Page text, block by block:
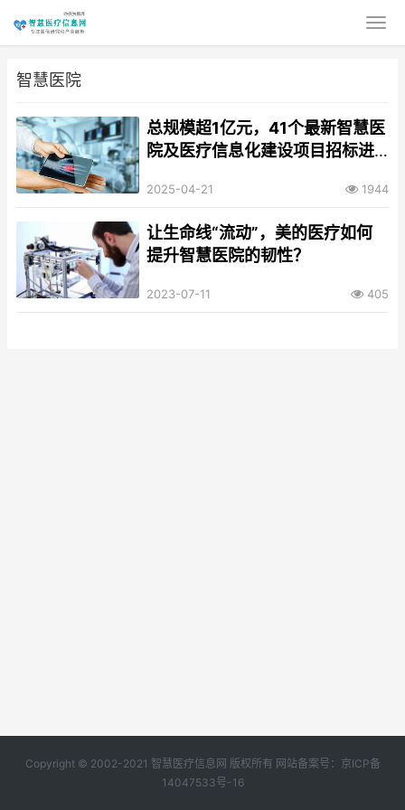
智慧医院
总规模超1亿元，41个最新智慧医
院及医疗信息化建设项目招标进
2025-04-21 1944
让生命线“流动”，美的医疗如何
提升智慧医院的韧性？
2023-07-11 405
Copyright © 2002-2021 智慧医疗信息网 版权所有 网站备案号： 京ICP备
14047533号-16